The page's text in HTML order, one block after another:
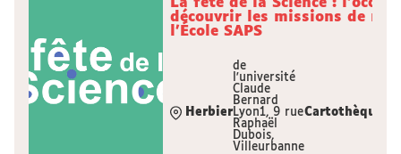
La fête de la Science :
découvrir les missions de
l'École SAPS
Herbier
de
l'université
Claude
Bernard
Lyon1, 9 rue
Raphaël
Dubois,
Villeurbanne
Cartothèque